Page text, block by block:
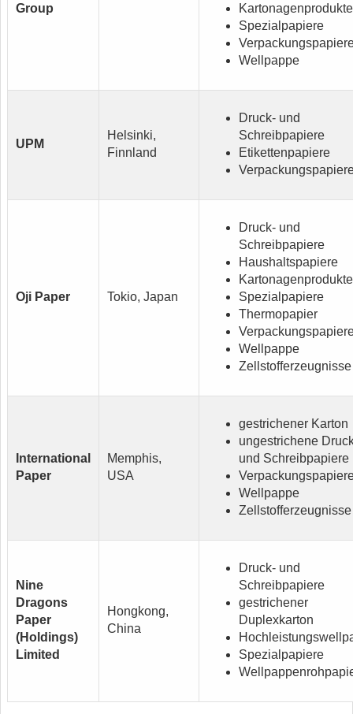
Group
Kartonagenprodukte
Spezialpapiere
Wellpappe
UPM
Helsinki,
Finnland
Druck- und
Schreibpapiere
Etikettenpapiere
Oji Paper Tokio, Japan
Druck- und
Schreibpapiere
Haushaltspapiere
Kartonagenprodukte
Spezialpapiere
Thermopapier
Wellpappe
Zellstofferzeugnisse
International
Paper
Memphis,
USA
gestrichener Karton
ungestrichene
und Schreibpapiere
Wellpappe
Zellstofferzeugnisse
Nine
Dragons
Paper
(Holdings)
Limited
Hongkong,
China
Druck- und
Schreibpapiere
gestrichener
Duplexkarton
Spezialpapiere